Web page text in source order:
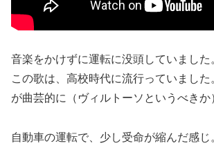
音楽をかけずに運転に没頭していました
この歌は、高校時代に流行っていました
が曲芸的に（ヴィルトーソというべきか
自動車の運転で、少し受命が縮んだ感じ